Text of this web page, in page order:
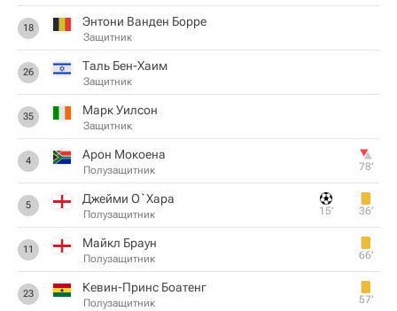
18 Энтони Ванден Борре
Защитник
26 Таль Бен-Хаим
Защитник
35 Марк Уилсон
Защитник
4 Арон Мокоена
Полузащитник 78‎’‎
5 Джейми О`Хара
Полузащитник 15‎’‎ 36‎’‎
11 Майкл Браун
Полузащитник 66‎’‎
23 Кевин-Принс Боатенг
Полузащитник 57‎’‎